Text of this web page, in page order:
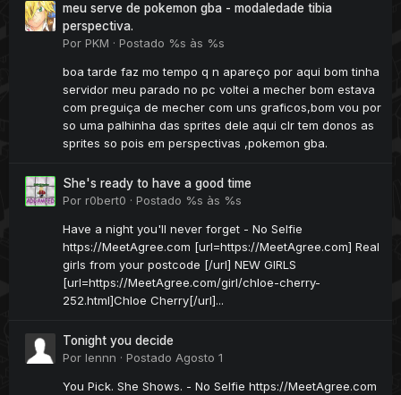
meu serve de pokemon gba - modaledade tibia
perspectiva.
Por PKM · Postado %s às %s
boa tarde faz mo tempo q n apareço por aqui bom tinha
servidor meu parado no pc voltei a mecher bom estava
com preguiça de mecher com uns graficos,bom vou por
so uma palhinha das sprites dele aqui clr tem donos as
sprites so pois em perspectivas ,pokemon gba.
She's ready to have a good time
Por r0bert0 · Postado %s às %s
Have a night you'll never forget - No Selfie
https://MeetAgree.com [url=https://MeetAgree.com] Real
girls from your postcode [/url] NEW GIRLS
[url=https://MeetAgree.com/girl/chloe-cherry-
252.html]Chloe Cherry[/url]...
Tonight you decide
Por lennn · Postado Agosto 1
You Pick. She Shows. - No Selfie https://MeetAgree.com